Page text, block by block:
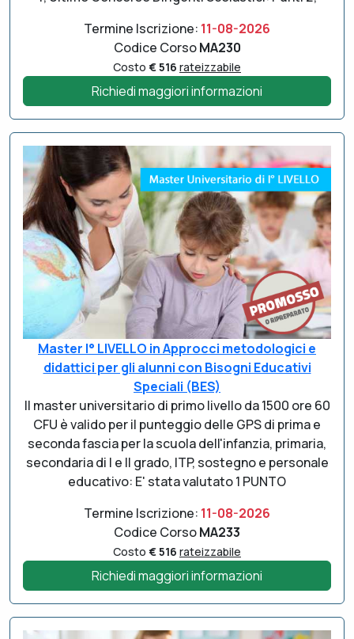
Termine Iscrizione: 11-08-2026
Codice CorsoMA230
Costo € 516 rateizzabile
Richiedi maggiori informazioni
Master I° LIVELLO in Approcci metodologici e
didattici per gli alunni con Bisogni Educativi
Speciali (BES)
Il master universitario di primo livello da 1500 ore 60
CFU è valido per il punteggio delle GPS di prima e
seconda fascia per la scuola dell'infanzia, primaria,
secondaria di I e II grado, ITP, sostegno e personale
educativo: E' stata valutato 1 PUNTO
Termine Iscrizione: 11-08-2026
Codice CorsoMA233
Costo € 516 rateizzabile
Richiedi maggiori informazioni